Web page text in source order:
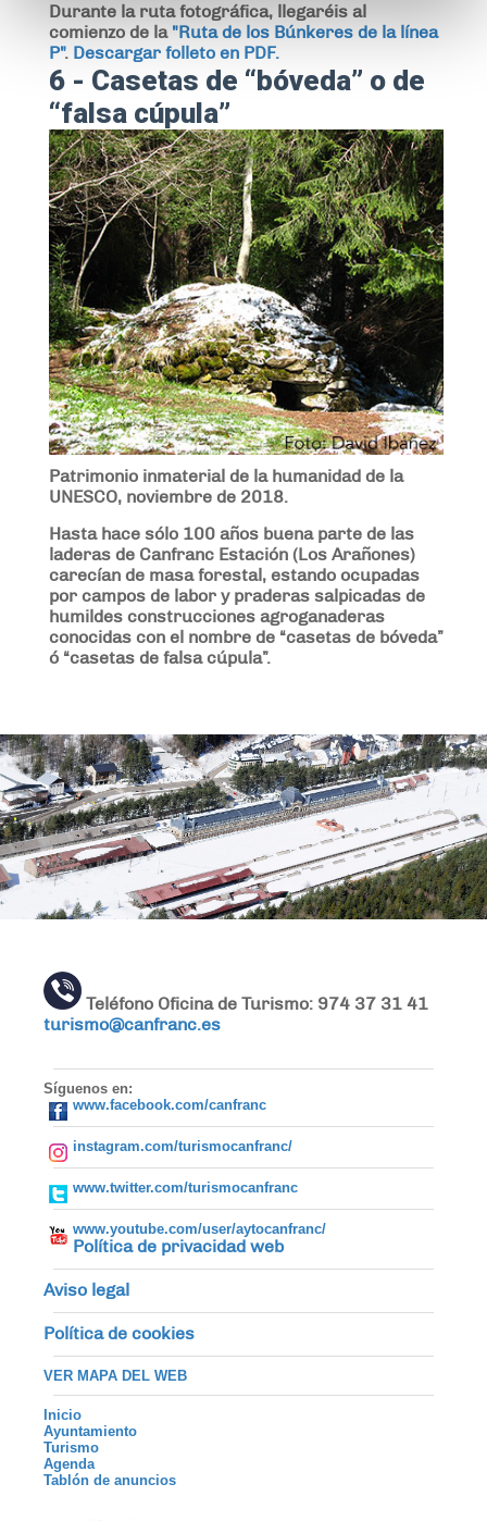
Durante la ruta fotográfica, llegaréis al
comienzo de la "Ruta de los Búnkeres de la línea
P". Descargar folleto en PDF.
6 - Casetas de “bóveda” o de
“falsa cúpula”
Patrimonio inmaterial de la humanidad de la
UNESCO, noviembre de 2018.
Hasta hace sólo 100 años buena parte de las
laderas de Canfranc Estación (Los Arañones)
carecían de masa forestal, estando ocupadas
por campos de labor y praderas salpicadas de
humildes construcciones agroganaderas
conocidas con el nombre de “casetas de bóveda”
ó “casetas de falsa cúpula”.
Teléfono Oficina de Turismo: 974 37 31 41
turismo@canfranc.es
Síguenos en:
www.facebook.com/canfranc
instagram.com/turismocanfranc/
www.twitter.com/turismocanfranc
www.youtube.com/user/aytocanfranc/
Política de privacidad web
Aviso legal
Política de cookies
VER MAPA DEL WEB
Inicio
Ayuntamiento
Turismo
Agenda
Tablón de anuncios